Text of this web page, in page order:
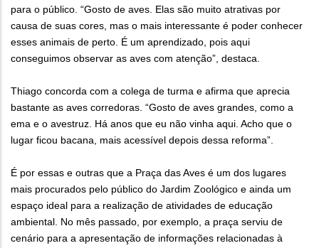
para o público. “Gosto de aves. Elas são muito atrativas por
causa de suas cores, mas o mais interessante é poder conhecer
esses animais de perto. É um aprendizado, pois aqui
conseguimos observar as aves com atenção”, destaca.
Thiago concorda com a colega de turma e afirma que aprecia
bastante as aves corredoras. “Gosto de aves grandes, como a
ema e o avestruz. Há anos que eu não vinha aqui. Acho que o
lugar ficou bacana, mais acessível depois dessa reforma”.
É por essas e outras que a Praça das Aves é um dos lugares
mais procurados pelo público do Jardim Zoológico e ainda um
espaço ideal para a realização de atividades de educação
ambiental. No mês passado, por exemplo, a praça serviu de
cenário para a apresentação de informações relacionadas à